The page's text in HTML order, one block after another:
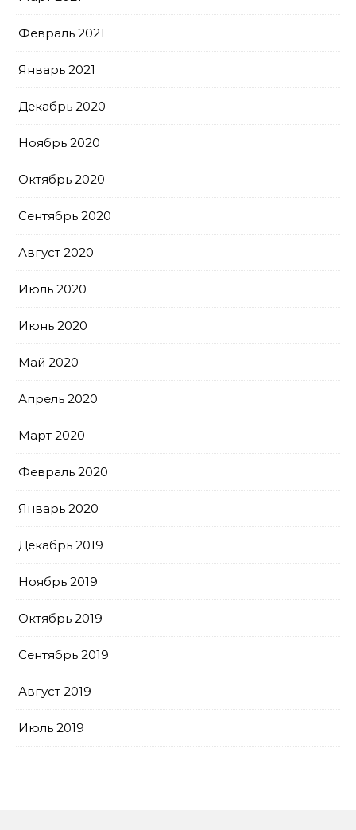
Февраль 2021
Январь 2021
Декабрь 2020
Ноябрь 2020
Октябрь 2020
Сентябрь 2020
Август 2020
Июль 2020
Июнь 2020
Май 2020
Апрель 2020
Март 2020
Февраль 2020
Январь 2020
Декабрь 2019
Ноябрь 2019
Октябрь 2019
Сентябрь 2019
Август 2019
Июль 2019